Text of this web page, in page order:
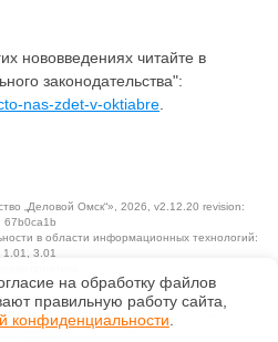
нововведениях читайте в
законодательства":
nas-zdet-v-oktiabre
„Деловой Омск“» , 2026, v2.12.20 revision:
67b0ca1b
в области информационных технологий:
1.01, 3.01
Технологии
права принадлежат АО «Кодекс».
и защите персональных данных
на обработку файлов
правильную работу сайта,
конфиденциальности